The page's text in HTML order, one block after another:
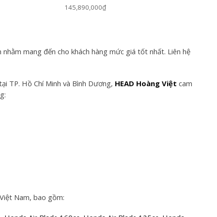
145,890,000₫
mang đến cho khách hàng mức giá tốt nhất. Liên hệ
TP. Hồ Chí Minh và Bình Dương, HEAD Hoàng Việt cam
Nam, bao gồm: